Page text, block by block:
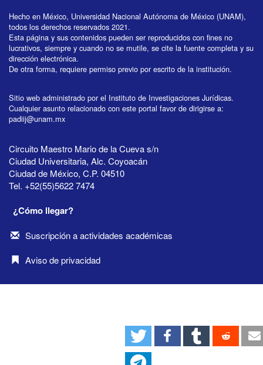
Hecho en México, Universidad Nacional Autónoma de México (UNAM),
todos los derechos reservados 2021.
Esta página y sus contenidos pueden ser reproducidos con fines no
lucrativos, siempre y cuando no se mutile, se cite la fuente completa y su
dirección electrónica.
De otra forma, requiere permiso previo por escrito de la institución.
Sitio web administrado por el Instituto de Investigaciones Jurídicas.
Cualquier asunto relacionado con este portal favor de dirigirse a:
padiij@unam.mx
Circuito Maestro Mario de la Cueva s/n
Ciudad Universitaria, Alc. Coyoacán
Ciudad de México, C.P. 04510
Tel. +52(55)5622 7474
¿Cómo llegar?
Suscripción a actividades académicas
Aviso de privacidad